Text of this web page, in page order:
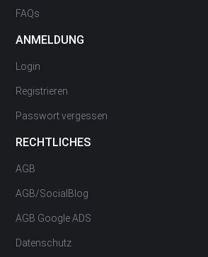
FAQs
ANMELDUNG
Login
Registrieren
Passwort vergessen
RECHTLICHES
AGB
AGB/SocialBlog
AGB Google ADS
Datenschutz